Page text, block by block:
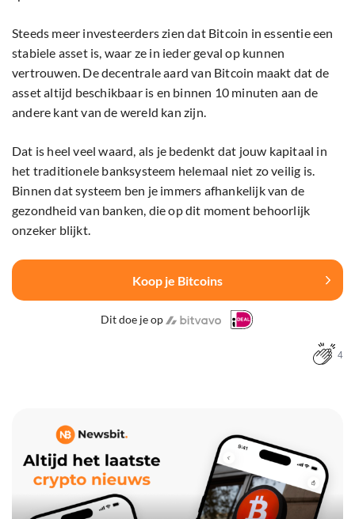
Steeds meer investeerders zien dat Bitcoin in essentie een
stabiele asset is, waar ze in ieder geval op kunnen
vertrouwen. De decentrale aard van Bitcoin maakt dat de
asset altijd beschikbaar is en binnen 10 minuten aan de
andere kant van de wereld kan zijn.
Dat is heel veel waard, als je bedenkt dat jouw kapitaal in
het traditionele banksysteem helemaal niet zo veilig is.
Binnen dat systeem ben je immers afhankelijk van de
gezondheid van banken, die op dit moment behoorlijk
onzeker blijkt.
Koop je Bitcoins
Dit doe je op
4